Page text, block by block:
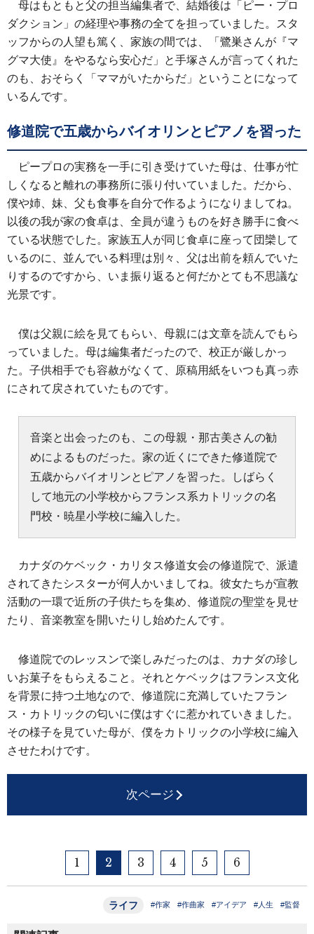
母はもともと父の担当編集者で、結婚後は「ピー・プロ
ダクション」の経理や事務の全てを担っていました。スタ
ッフからの人望も篤く、家族の間では、「鷺巣さんが『マ
グマ大使』をやるなら安心だ」と手塚さんが言ってくれた
のも、おそらく「ママがいたからだ」ということになって
いるんです。
修道院で五歳からバイオリンとピアノを習った
ピープロの実務を一手に引き受けていた母は、仕事が忙
しくなると離れの事務所に張り付いていました。だから、
僕や姉、妹、父も食事を自分で作るようになりましてね。
以後の我が家の食卓は、全員が違うものを好き勝手に食べ
ている状態でした。家族五人が同じ食卓に座って団欒して
いるのに、並んでいる料理は別々、父は出前を頼んでいた
りするのですから、いま振り返ると何だかとても不思議な
光景です。
僕は父親に絵を見てもらい、母親には文章を読んでもら
っていました。母は編集者だったので、校正が厳しかっ
た。子供相手でも容赦がなくて、原稿用紙をいつも真っ赤
にされて戻されていたものです。
音楽と出会ったのも、この母親・那古美さんの勧
めによるものだった。家の近くにできた修道院で
五歳からバイオリンとピアノを習った。しばらく
して地元の小学校からフランス系カトリックの名
門校・暁星小学校に編入した。
カナダのケベック・カリタス修道女会の修道院で、派遣
されてきたシスターが何人かいましてね。彼女たちが宣教
活動の一環で近所の子供たちを集め、修道院の聖堂を見せ
たり、音楽教室を開いたりし始めたんです。
修道院でのレッスンで楽しみだったのは、カナダの珍し
いお菓子をもらえること。それとケベックはフランス文化
を背景に持つ土地なので、修道院に充満していたフラン
ス・カトリックの匂いに僕はすぐに惹かれていきました。
その様子を見ていた母が、僕をカトリックの小学校に編入
させたわけです。
次ページ
1 2 3 4 5 6
ライフ #作家 #作曲家 #アイデア #人生 #監督